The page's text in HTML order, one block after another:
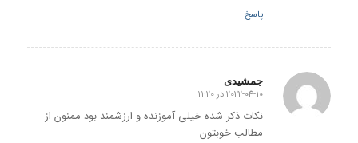
پاسخ
جمشیدی
گفته:
2022-04-10 در 11:20
نکات ذکر شده خیلی آموزنده و ارزشمند بود ممنون از
مطالب خوبتون